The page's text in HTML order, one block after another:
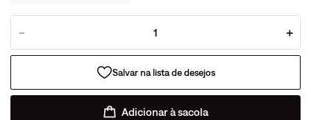
＋
－
Adicionar à sacola